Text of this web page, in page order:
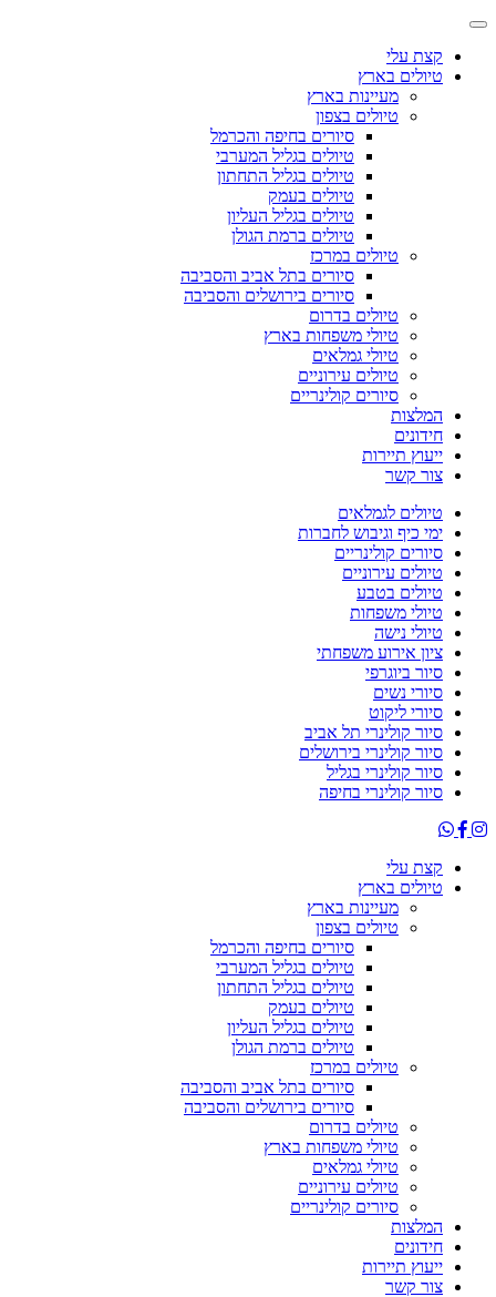
קצת עלי
טיולים בארץ
מעיינות בארץ
טיולים בצפון
סיורים בחיפה והכרמל
טיולים בגליל המערבי
טיולים בגליל התחתון
טיולים בעמק
טיולים בגליל העליון
טיולים ברמת הגולן
טיולים במרכז
סיורים בתל אביב והסביבה
סיורים בירושלים והסביבה
טיולים בדרום
טיולי משפחות בארץ
טיולי גמלאים
טיולים עירוניים
סיורים קולינריים
המלצות
חידונים
ייעוץ תיירות
צור קשר
טיולים לגמלאים
ימי כיף וגיבוש לחברות
סיורים קולינריים
טיולים עירוניים
טיולים בטבע
טיולי משפחות
טיולי נישה
ציון אירוע משפחתי
סיור ביוגרפי
סיורי נשים
סיורי ליקוט
סיור קולינרי תל אביב
סיור קולינרי בירושלים
סיור קולינרי בגליל
סיור קולינרי בחיפה
קצת עלי
טיולים בארץ
מעיינות בארץ
טיולים בצפון
סיורים בחיפה והכרמל
טיולים בגליל המערבי
טיולים בגליל התחתון
טיולים בעמק
טיולים בגליל העליון
טיולים ברמת הגולן
טיולים במרכז
סיורים בתל אביב והסביבה
סיורים בירושלים והסביבה
טיולים בדרום
טיולי משפחות בארץ
טיולי גמלאים
טיולים עירוניים
סיורים קולינריים
המלצות
חידונים
ייעוץ תיירות
צור קשר